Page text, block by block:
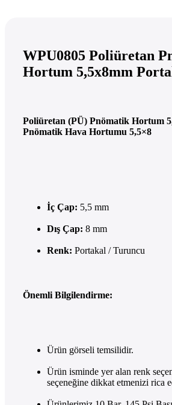
WPU0805 Poliüretan
Hortum 5,5x8mm
Poliüretan (PÜ) Pnömatik Hortum
Pnömatik Hava Hortumu 5,5×8
İç Çap: 5,5 mm
Dış Çap: 8 mm
Renk: Portakal / Turuncu
Önemli Bilgilendirme:
Ürün görseli temsilidir.
Ürün isminde yer alan renk
seçeneğine dikkat etmenizi rica